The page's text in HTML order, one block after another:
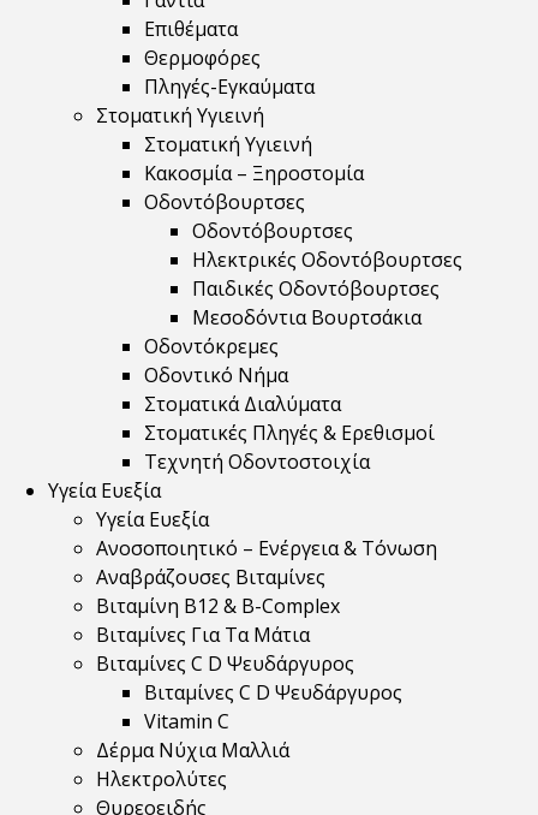
Επιθέματα
Θερμοφόρες
Πληγές-Εγκαύματα
Στοματική Υγιεινή
Στοματική Υγιεινή
Κακοσμία – Ξηροστομία
Οδοντόβουρτσες
Οδοντόβουρτσες
Ηλεκτρικές Οδοντόβουρτσες
Παιδικές Οδοντόβουρτσες
Μεσοδόντια Βουρτσάκια
Οδοντόκρεμες
Οδοντικό Νήμα
Στοματικά Διαλύματα
Στοματικές Πληγές & Ερεθισμοί
Τεχνητή Οδοντοστοιχία
Υγεία Ευεξία
Υγεία Ευεξία
Ανοσοποιητικό – Ενέργεια & Τόνωση
Αναβράζουσες Βιταμίνες
Βιταμίνη B12 & Β-Complex
Βιταμίνες Για Τα Μάτια
Βιταμίνες C D Ψευδάργυρος
Βιταμίνες C D Ψευδάργυρος
Vitamin C
Δέρμα Νύχια Μαλλιά
Ηλεκτρολύτες
Θυρεοειδής